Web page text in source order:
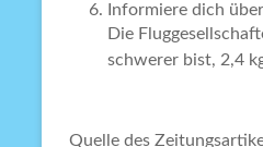
Informiere dich
Die
schwerer bist, 2,4
Quelle des